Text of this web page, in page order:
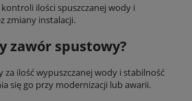
ilości spuszczanej wody i
zmiany instalacji.
zawór spustowy?
ilość wypuszczanej wody i stabilność
się go przy modernizacji lub awarii.